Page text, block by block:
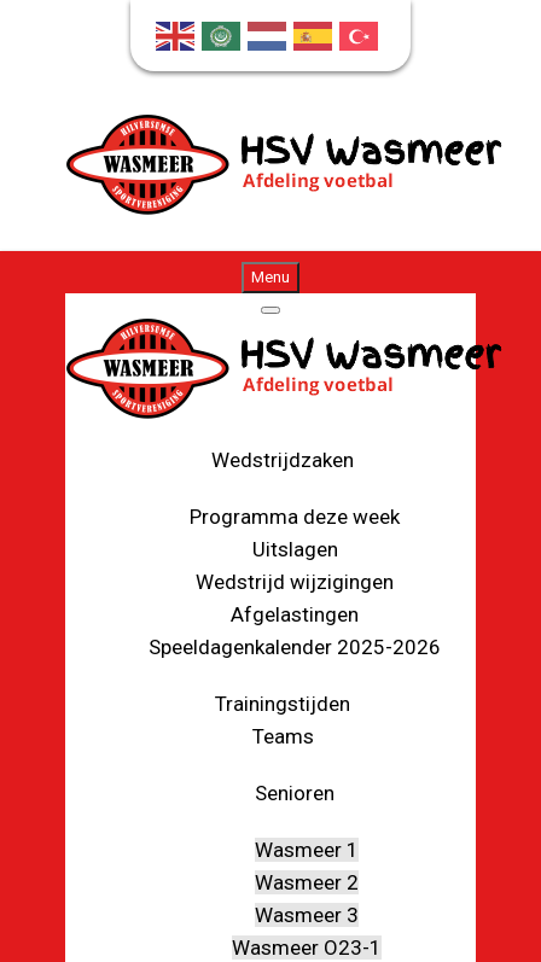
Menu
Wedstrijdzaken
Programma deze week
Uitslagen
Wedstrijd wijzigingen
Afgelastingen
Speeldagenkalender 2025-2026
Trainingstijden
Teams
Senioren
Wasmeer 1
Wasmeer 2
Wasmeer 3
Wasmeer O23-1